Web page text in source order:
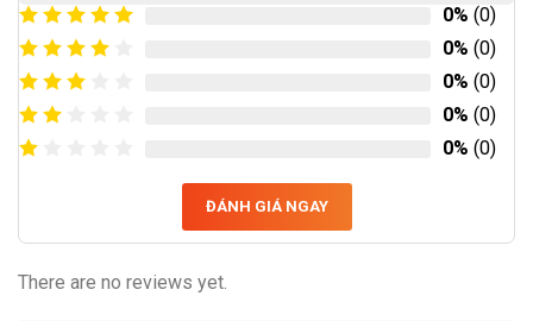
0% (0)
0% (0)
0% (0)
0% (0)
0% (0)
ĐÁNH GIÁ NGAY
There are no reviews yet.